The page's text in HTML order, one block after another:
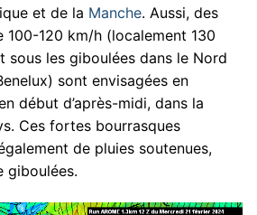
et de la Manche. Aussi, des
100-120 km/h (localement 130
sous les giboulées dans le Nord
sont envisagées en
début d’après-midi, dans la
Ces fortes bourrasques
de pluies soutenues,
giboulées.